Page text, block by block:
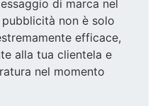
di marca nel
non è solo
efficace,
alla tua clientela e
nel momento